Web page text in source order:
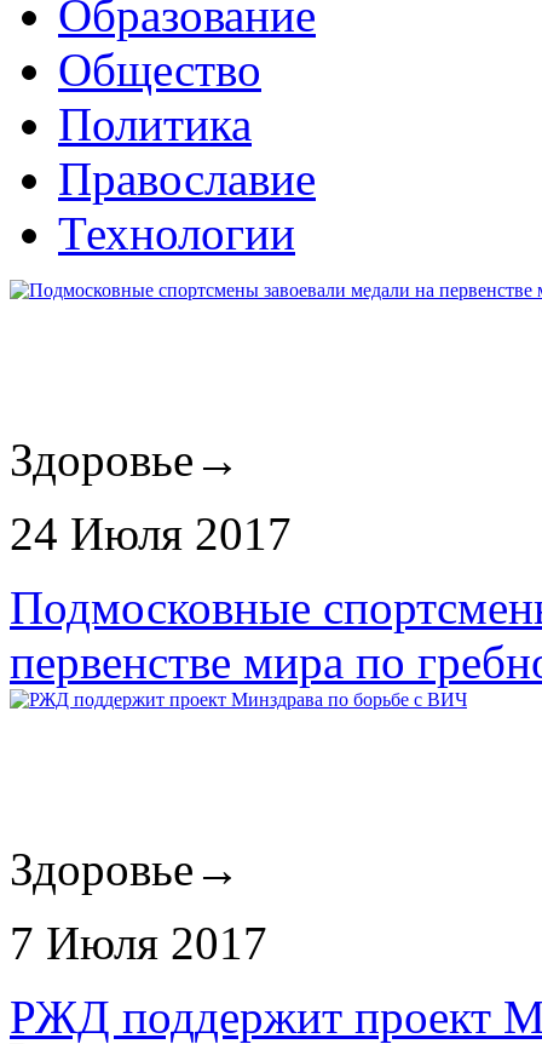
Образование
Общество
Политика
Православие
Технологии
Здоровье →
24 Июля 2017
Подмосковные
первенстве мира по
Здоровье →
7 Июля 2017
РЖД поддержит проект